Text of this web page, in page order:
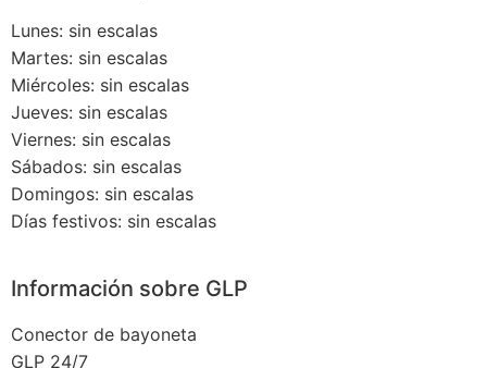
Lunes: sin escalas
Martes: sin escalas
Miércoles: sin escalas
Jueves: sin escalas
Viernes: sin escalas
Sábados: sin escalas
Domingos: sin escalas
Días festivos: sin escalas
Información sobre GLP
Conector de bayoneta
GLP 24/7